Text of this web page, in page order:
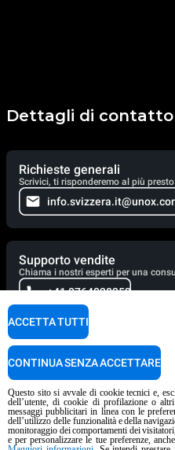
Dettagli di contatto
Richieste generali
Scrivici, ti risponderemo al più
Supporto vendite
Chiama i nostri esperti per una
+41 0764028252
Supporto tecnico
Sempre al tuo fianco. Chiamaci da
weekend lasciaci un messaggio: ti
possibile.
+39 049 736 06 51
Questo sito si avvale di cookie tecnici e,
dell’utente, di cookie di profilazione o
messaggi pubblicitari in linea con le
dell’utilizzo delle funzionalità e della
monitoraggio dei comportamenti dei
e per personalizzare le tue preferenze,
ACCETTA TUTTI
CONTINUA SENZA ACCETTARE